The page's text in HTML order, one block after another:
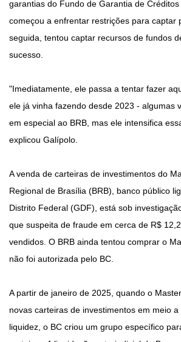
garantias do Fundo de Garantia de
começou a enfrentar restrições para captar
seguida, tentou captar recursos de fundos
sucesso.
"Imediatamente, ele passa a tentar fazer
ele já vinha fazendo desde 2023 - algumas
em especial ao BRB, mas ele intensifica
explicou Galípolo.
A venda de carteiras de investimentos do
Regional de Brasília (BRB), banco público
Distrito Federal (GDF), está sob
que suspeita de fraude em cerca de R$
vendidos. O BRB ainda tentou comprar o
não foi autorizada pelo BC.
A partir de janeiro de 2025, quando o
novas carteiras de investimentos em meio
liquidez, o BC criou um grupo específico